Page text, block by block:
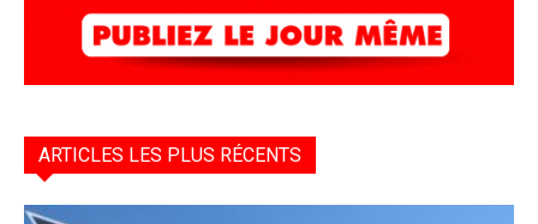
ARTICLES LES PLUS RÉCENTS